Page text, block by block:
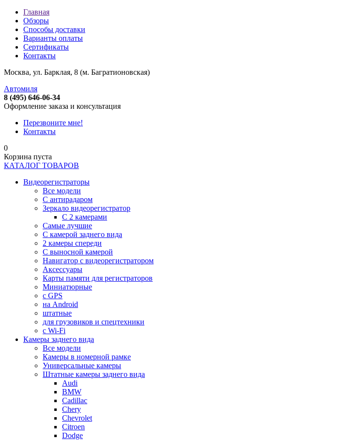
Главная
Обзоры
Способы доставки
Варианты оплаты
Сертификаты
Контакты
Москва, ул. Барклая, 8 (м. Багратионовская)
Автомиля
8 (495) 646-06-34
Оформление заказа и консультация
Перезвоните мне!
Контакты
0
Корзина пуста
КАТАЛОГ ТОВАРОВ
Видеорегистраторы
Все модели
C антирадаром
Зеркало видеорегистратор
С 2 камерами
Самые лучшие
С камерой заднего вида
2 камеры спереди
С выносной камерой
Навигатор с видеорегистратором
Аксессуары
Карты памяти для регистраторов
Миниатюрные
с GPS
на Android
штатные
для грузовиков и спецтехники
с Wi-Fi
Камеры заднего вида
Все модели
Камеры в номерной рамке
Универсальные камеры
Штатные камеры заднего вида
Audi
BMW
Cadillac
Chery
Chevrolet
Citroen
Dodge